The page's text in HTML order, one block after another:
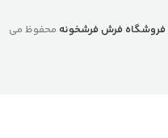
فروشگاه فرش فرشخونه محفوظ می